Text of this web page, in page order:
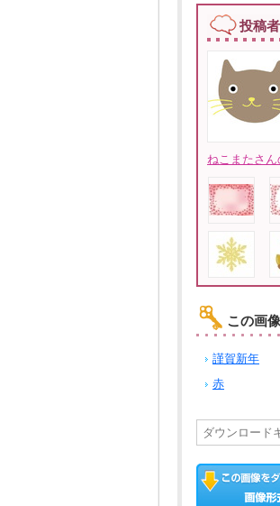
投稿
ねこまたさん
この画
謹賀新年
赤